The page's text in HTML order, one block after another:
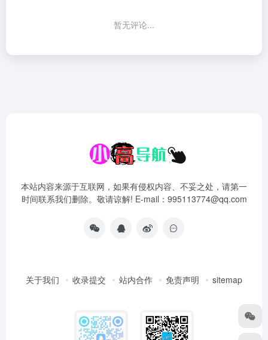
暂无评论...
本站内容来源于互联网，如果有侵权内容、不妥之处，请第一
时间联系我们删除。敬请谅解! E-mail：995113774@qq.com
关于我们 收录提交 站内合作 免责声明 sitemap